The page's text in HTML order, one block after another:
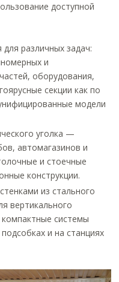
доступной
различных задач:
и
оборудования,
секции как по
модели
уголка —
автомагазинов и
и стоечные
конструкции.
из стального
вертикального
системы
и на станциях